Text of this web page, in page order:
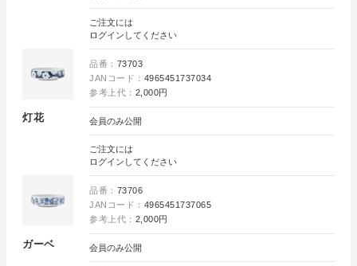
ご注文には
ログイン してください
灯花
品番： 73703
JANコード： 4965451737034
参考上代： 2,000円
会員のみ公開
ご注文には
ログイン してください
ガーベ
品番： 73706
JANコード： 4965451737065
参考上代： 2,000円
会員のみ公開